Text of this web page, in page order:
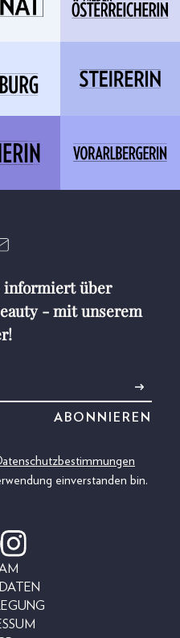
informiert über
- mit unserem
einverstanden bin.